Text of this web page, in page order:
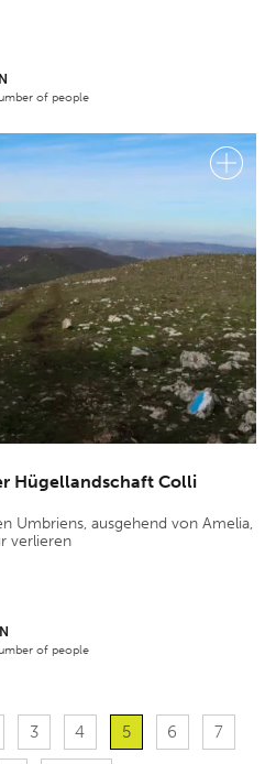
of people
Hügellandschaft Colli
Umbriens, ausgehend von Amelia,
verlieren
of people
3 4 5 6 7